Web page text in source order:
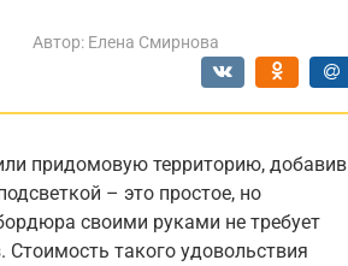
Автор: Елена Смирнова
придомовую территорию, добавив
– это простое, но
своими руками не требует
Стоимость такого удовольствия